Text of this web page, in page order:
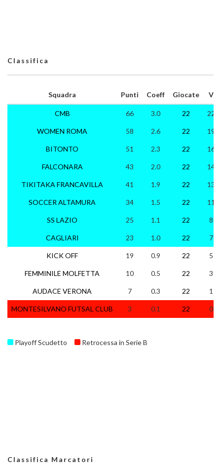
Classifica
Squadra
CMB
WOMEN ROMA
BITONTO
FALCONARA
TIKITAKA FRANCAVILLA
SOCCER ALTAMURA
SS LAZIO
CAGLIARI
KICK OFF
FEMMINILE MOLFETTA
AUDACE VERONA
MONTESILVANO FUTSAL CLUB
Punti Coeff Giocate V
66 3.0 22 22
58 2.6 22 19
51 2.3 22 16
43 2.0 22 14
41 1.9 22 13
34 1.5 22 11
25 1.1 22 8
23 1.0 22 7
19 0.9 22 5
10 0.5 22 3
7 0.3 22 1
3 0.1 22 0
Playoff Scudetto Retrocessa in Serie B
Classifica Marcatori